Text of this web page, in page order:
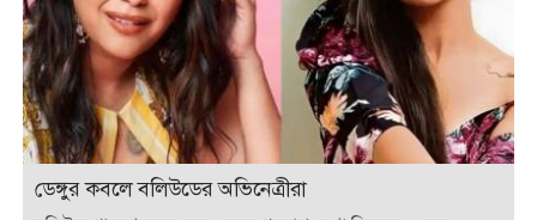
ডেঙ্গুর কবলে বলিউডের অভিনেত্রীরা